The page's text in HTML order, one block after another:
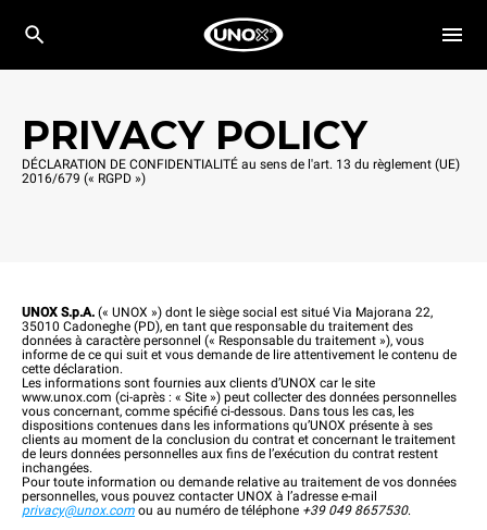
PRIVACY POLICY
DÉCLARATION DE CONFIDENTIALITÉ au sens de l'art. 13 du règlement (UE)
2016/679 (« RGPD »)
UNOX S.p.A. (« UNOX ») dont le siège social est situé Via Majorana 22,
35010 Cadoneghe (PD), en tant que responsable du traitement des
données à caractère personnel (« Responsable du traitement »), vous
informe de ce qui suit et vous demande de lire attentivement le contenu de
cette déclaration.
Les informations sont fournies aux clients d’UNOX car le site
www.unox.com (ci-après : « Site ») peut collecter des données personnelles
vous concernant, comme spécifié ci-dessous. Dans tous les cas, les
dispositions contenues dans les informations qu’UNOX présente à ses
clients au moment de la conclusion du contrat et concernant le traitement
de leurs données personnelles aux fins de l’exécution du contrat restent
inchangées.
Pour toute information ou demande relative au traitement de vos données
personnelles, vous pouvez contacter UNOX à l’adresse e-mail
privacy@unox.com ou au numéro de téléphone +39 049 8657530.